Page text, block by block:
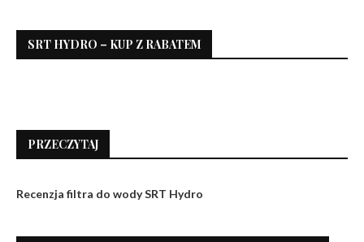
SRT HYDRO – KUP Z RABATEM
PRZECZYTAJ
Recenzja filtra do wody SRT Hydro